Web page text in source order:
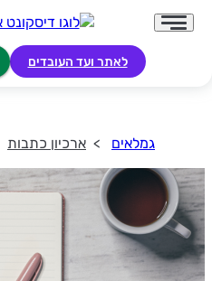
לאתר ועד העובדים
גמלאים ארכיון כתבות